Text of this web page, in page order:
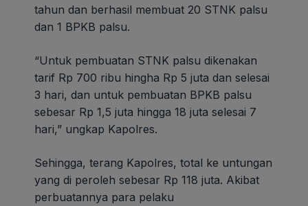
tahun dan berhasil membuat 20 STNK palsu
dan 1 BPKB palsu.
“Untuk pembuatan STNK palsu dikenakan
tarif Rp 700 ribu hingha Rp 5 juta dan selesai
3 hari, dan untuk pembuatan BPKB palsu
sebesar Rp 1,5 juta hingga 18 juta selesai 7
hari,” ungkap Kapolres.
Sehingga, terang Kapolres, total ke untungan
yang di peroleh sebesar Rp 118 juta. Akibat
perbuatannya para pelaku